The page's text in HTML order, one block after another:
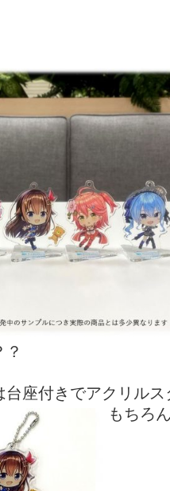
台座付きでアクリル
もちろ